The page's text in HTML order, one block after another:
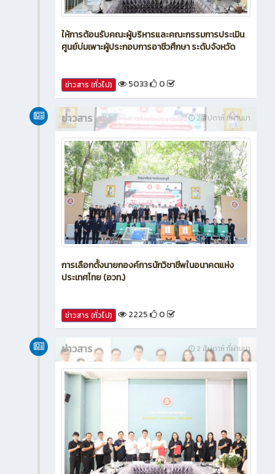
ให้การต้อนรับคณะผู้บริหารและคณะกรรมการประเมิน
ศูนย์บ่มเพาะผู้ประกอบการอาชีวศึกษา ระดับจังหวัด
ข่าวสาร (ทั่วไป) 5033 0
2 สัปดาห์ ที่ผ่านมา
ข่าวสาร
การเลือกตั้งนายกองค์การนักวิชาชีพในอนาคตแห่ง
ประเทศไทย (อวท.)
ข่าวสาร (ทั่วไป) 2225 0
2 สัปดาห์ ที่ผ่านมา
ข่าวสาร